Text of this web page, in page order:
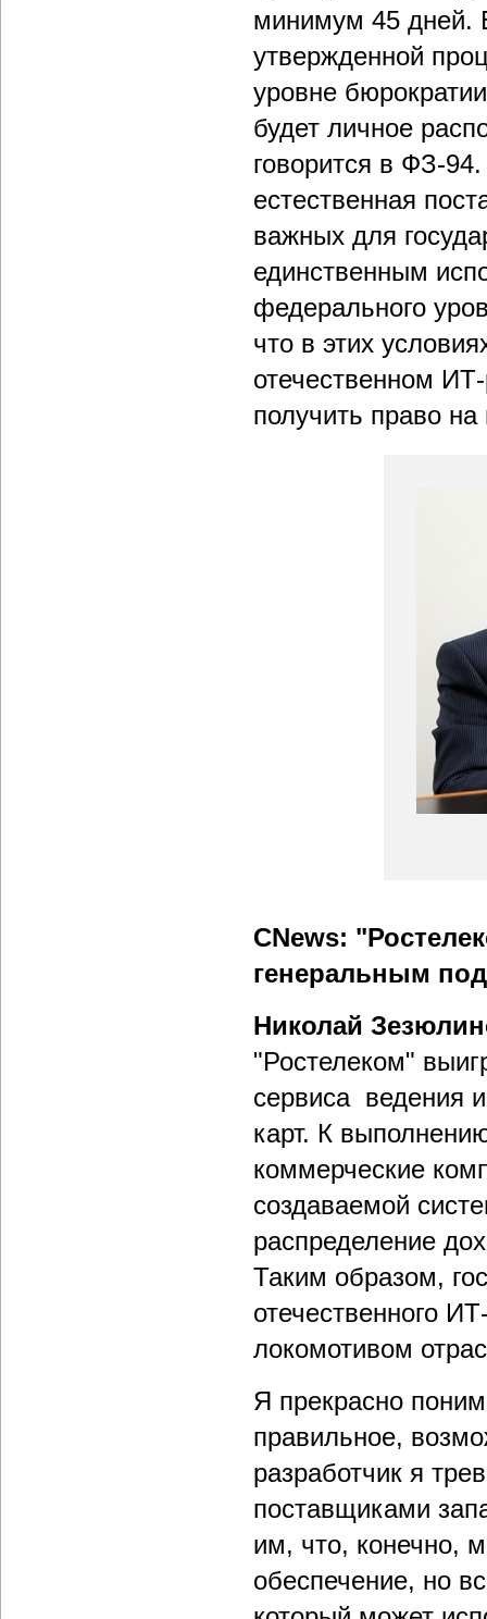
минимум 45 дней.
утвержденной
уровне
будет личное
говорится в ФЗ-
естественная
важных для
единственным
федерального
что в этих
отечественном
получить право
CNews:
генеральным
Николай
"Ростелеком"
сервиса ведения
карт. К
коммерческие
создаваемой
распределение
Таким образом,
отечественного
локомотивом
Я прекрасно
правильное,
разработчик я
поставщиками
им, что, конечно,
обеспечение, но